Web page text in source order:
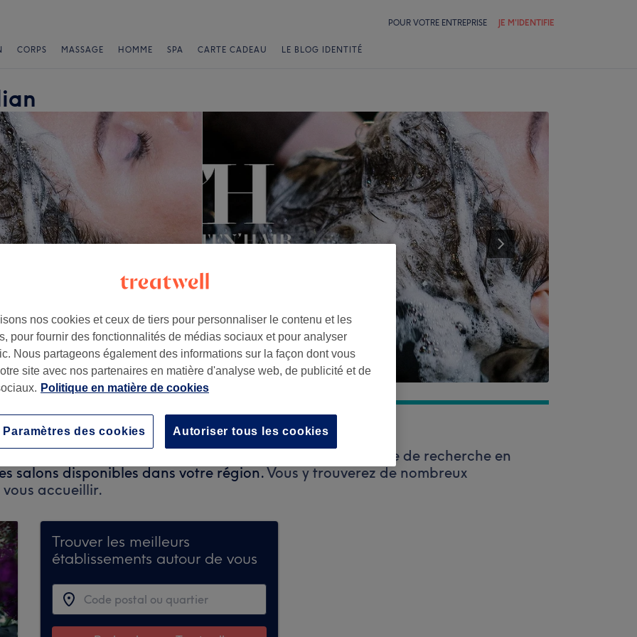
POUR VOTRE ENTREPRISE JE M'IDENTIFIE
CORPS MASSAGE HOMME SPA CARTE CADEAU LE BLOG IDENTITÉ
33260
pas encore de réservations sur Treatwell. Utilisez la barre de recherche en
salons disponibles dans votre région.Vous y trouverez de nombreux
accueillir.
Trouver les meilleurs
établissements autour de vous
nos cookies et ceux de tiers pour personnaliser le contenu et les
pour fournir des fonctionnalités de médias sociaux et pour analyser
Nous partageons également des informations sur la façon dont vous
site avec nos partenaires en matière d'analyse web, de publicité et de
Politique en matière de cookies
Autoriser tous les cookies
Paramètres des cookies